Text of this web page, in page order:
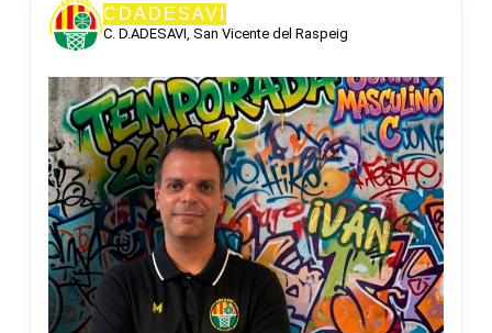
CDADESAVI
C. D.ADESAVI, San Vicente del Raspeig